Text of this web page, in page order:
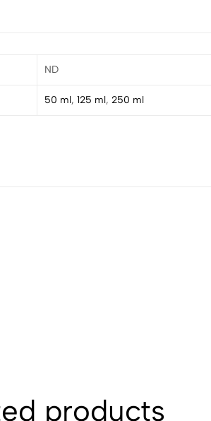
ND
50 ml, 125 ml, 250 ml
products